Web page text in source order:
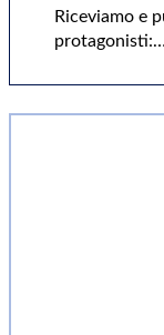
Riceviamo e
protagonisti:…